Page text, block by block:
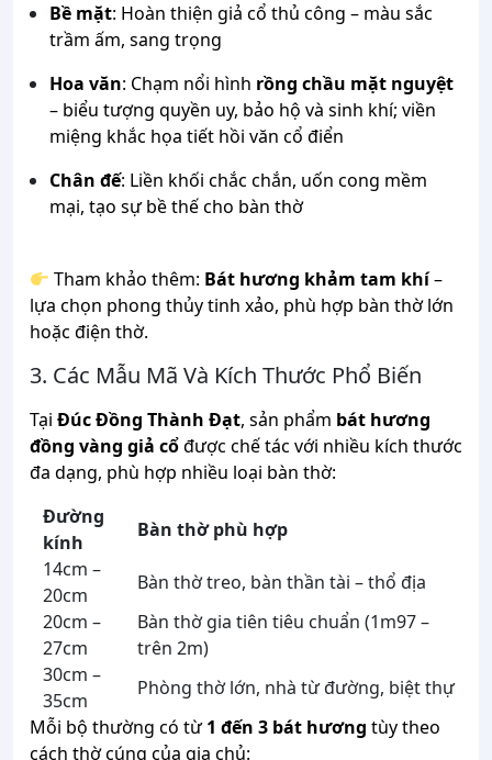
Bề mặt: Hoàn thiện giả cổ thủ công – màu sắc
trầm ấm, sang trọng
Hoa văn: Chạm nổi hình rồng chầu mặt nguyệt
– biểu tượng quyền uy, bảo hộ và sinh khí; viền
miệng khắc họa tiết hồi văn cổ điển
Chân đế: Liền khối chắc chắn, uốn cong mềm
mại, tạo sự bề thế cho bàn thờ
Tham khảo thêm: Bát hương khảm tam khí–
lựa chọn phong thủy tinh xảo, phù hợp bàn thờ lớn
hoặc điện thờ.
3. Các Mẫu Mã Và Kích Thước Phổ Biến
Tại Đúc Đồng Thành Đạt, sản phẩm bát hương
đồng vàng giả cổđược chế tác với nhiều kích thước
đa dạng, phù hợp nhiều loại bàn thờ:
Đường
kính
Bàn thờ phù hợp
14cm –
20cm
Bàn thờ treo, bàn thần tài – thổ địa
20cm –
27cm
Bàn thờ gia tiên tiêu chuẩn (1m97 –
trên 2m)
30cm –
35cm
Phòng thờ lớn, nhà từ đường, biệt thự
Mỗi bộ thường có từ1 đến 3 bát hương tùy theo
cách thờ cúng của gia chủ: